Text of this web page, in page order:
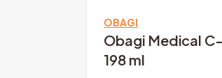
OBAGI
Obagi Medical
198 ml